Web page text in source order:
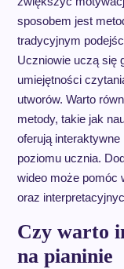
sposobem jest
tradycyjnym
Uczniowie uczą się
umiejętności
utworów. Warto
metody, takie jak
oferują
poziomu ucznia.
wideo może pomóc
oraz
Czy warto
na pianinie